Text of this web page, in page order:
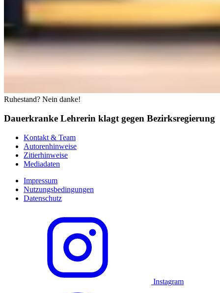
Ruhestand? Nein danke!
Dauerkranke Lehrerin klagt gegen Bezirksregierung
Kontakt & Team
Autorenhinweise
Zitierhinweise
Mediadaten
Impressum
Nutzungsbedingungen
Datenschutz
Instagram